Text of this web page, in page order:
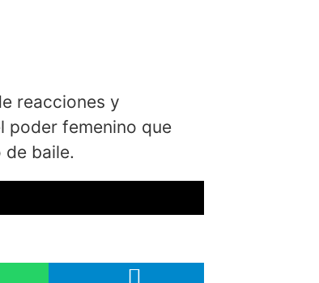
reacciones y
poder femenino que
de baile.